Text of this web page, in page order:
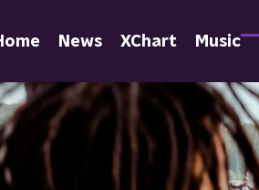
News XChart Music